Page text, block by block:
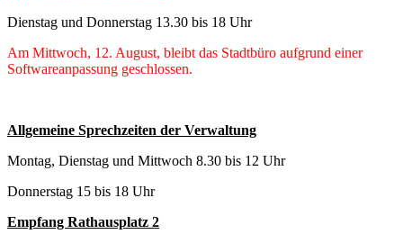
Dienstag und Donnerstag 13.30 bis 18 Uhr
Am Mittwoch, 12. August, bleibt das Stadtbüro aufgrund einer
Softwareanpassung geschlossen.
Allgemeine Sprechzeiten der Verwaltung
Montag, Dienstag und Mittwoch 8.30 bis 12 Uhr
Donnerstag 15 bis 18 Uhr
Empfang Rathausplatz 2